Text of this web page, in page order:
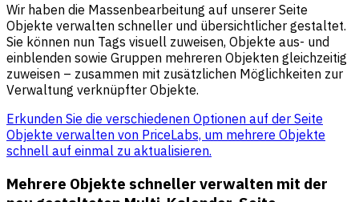
Wir haben die Massenbearbeitung auf unserer Seite
Objekte verwalten schneller und übersichtlicher gestaltet.
Sie können nun Tags visuell zuweisen, Objekte aus- und
einblenden sowie Gruppen mehreren Objekten gleichzeitig
zuweisen – zusammen mit zusätzlichen Möglichkeiten zur
Verwaltung verknüpfter Objekte.
Erkunden Sie die verschiedenen Optionen auf der Seite
Objekte verwalten von PriceLabs, um mehrere Objekte
schnell auf einmal zu aktualisieren.
Mehrere Objekte schneller verwalten mit der